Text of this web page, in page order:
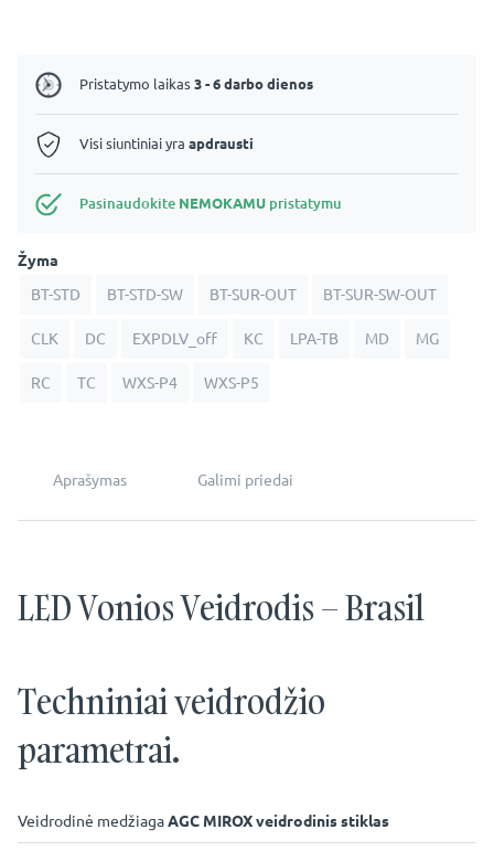
Pristatymo laikas 3 - 6 darbo dienos
Visi siuntiniai yra apdrausti
Pasinaudokite NEMOKAMU pristatymu
Žyma
BT-STD
BT-STD-SW BT-SUR-OUT BT-SUR-SW-OUT
CLK DC EXPDLV_off KC LPA-TB MD MG
RC TC WXS-P4 WXS-P5
Aprašymas Galimi priedai
LED Vonios Veidrodis – Brasil
Techniniai veidrodžio
parametrai.
Veidrodinė medžiagaAGC MIROX veidrodinis stiklas